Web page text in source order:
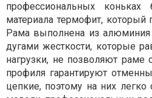
профессиональных коньках
материала термофит, который
Рама выполнена из
дугами жесткости, которые
нагрузки, не позволяют раме
профиля гарантируют
цепкие, поэтому на них легко